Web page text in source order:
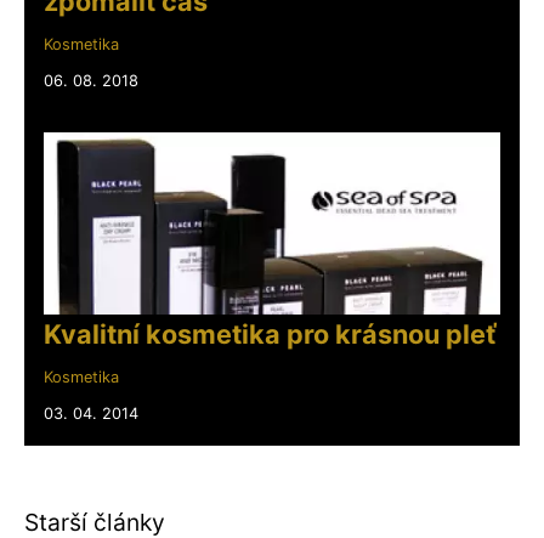
Kosmetika
06. 08. 2018
Kvalitní kosmetika pro krásnou pleť
Kosmetika
03. 04. 2014
Starší články